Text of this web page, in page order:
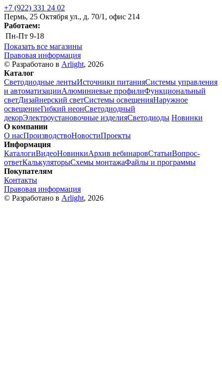
+7 (922) 331 24 02
Пермь, 25 Октября ул., д. 70/1, офис 214
Работаем:
Пн-Пт 9-18
Показать все магазины
Правовая информация
© Разработано в Arlight, 2026
Каталог
Светодиодные лентыИсточники питанияСистемы управления
и автоматизацииАлюминиевые профилиФункциональный
светДизайнерский светСистемы освещенияНаружное
освещениеГибкий неонСветодиодный
декорЭлектроустановочные изделияСветодиоды Новинки
О компании
О насПроизводствоНовостиПроекты
Информация
КаталогиВидеоНовинкиАрхив вебинаровСтатьиВопрос-
ответКалькуляторыСхемы монтажаФайлы и программы
Покупателям
Контакты
Правовая информация
© Разработано в Arlight, 2026